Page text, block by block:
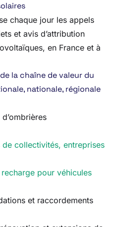
chaque jour les appels
et avis d’attribution
en France et à
la chaîne de valeur du
nationale, régionale
collectivités, entreprises
pour véhicules
et raccordements